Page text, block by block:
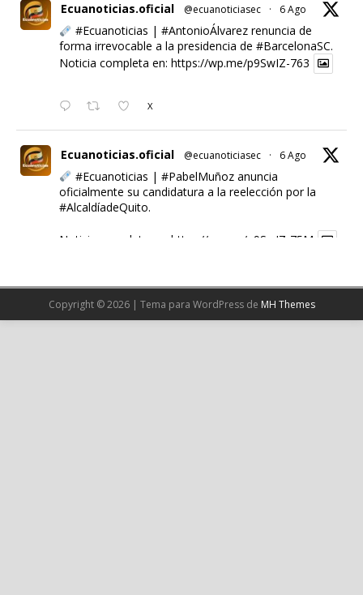
Ecuanoticias.oficial @ecuanoticiasec · 6 Ago
#Ecuanoticias | #AntonioÁlvarezrenuncia de
forma irrevocable a la presidencia de #BarcelonaSC.
Noticia completa en: https://wp.me/p9SwIZ-763
X
Ecuanoticias.oficial @ecuanoticiasec · 6 Ago
#Ecuanoticias | #PabelMuñozanuncia
oficialmente su candidatura a la reelección por la
#AlcaldíadeQuito.
Noticia completa en: https://wp.me/p9SwIZ-75M
Cargar más
Copyright © 2026 | Tema para WordPress de MH Themes